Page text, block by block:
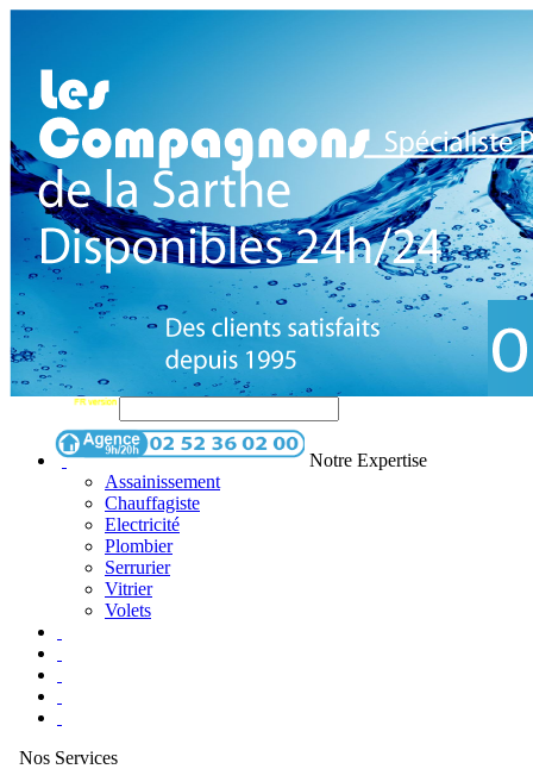
Notre Expertise
Assainissement
Chauffagiste
Electricité
Plombier
Serrurier
Vitrier
Volets
Nos Services